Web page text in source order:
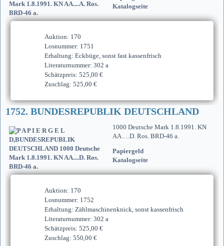
Katalogseite
Auktion: 170
Losnummer: 1751
Erhaltung: Eckbüge, sonst fast kassenfrisch
Literaturnummer: 302 a
Schätzpreis: 525,00 €
Zuschlag: 525,00 €
1752. BUNDESREPUBLIK DEUTSCHLAND
1000 Deutsche Mark 1.8.1991. KN
AA….D. Ros. BRD-46 a.
Papiergeld
Katalogseite
Auktion: 170
Losnummer: 1752
Erhaltung: Zählmaschinenknick, sonst kassenfrisch
Literaturnummer: 302 a
Schätzpreis: 525,00 €
Zuschlag: 550,00 €